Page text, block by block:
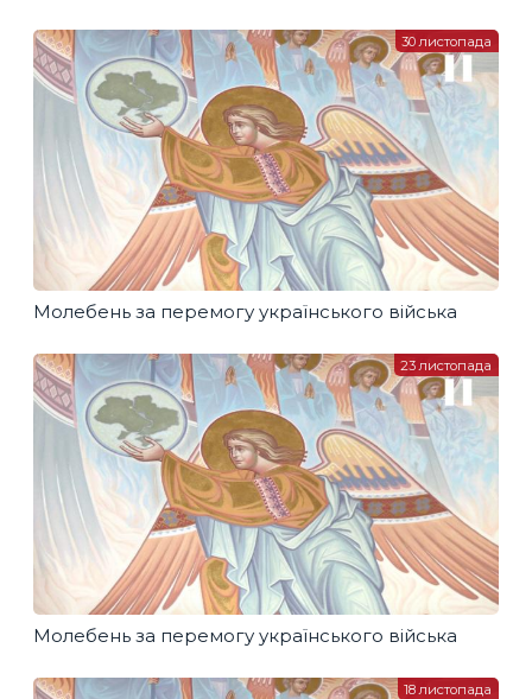
Молебень за перемогу українського війська
30 листопада
Молебень за перемогу українського війська
23 листопада
18 листопада